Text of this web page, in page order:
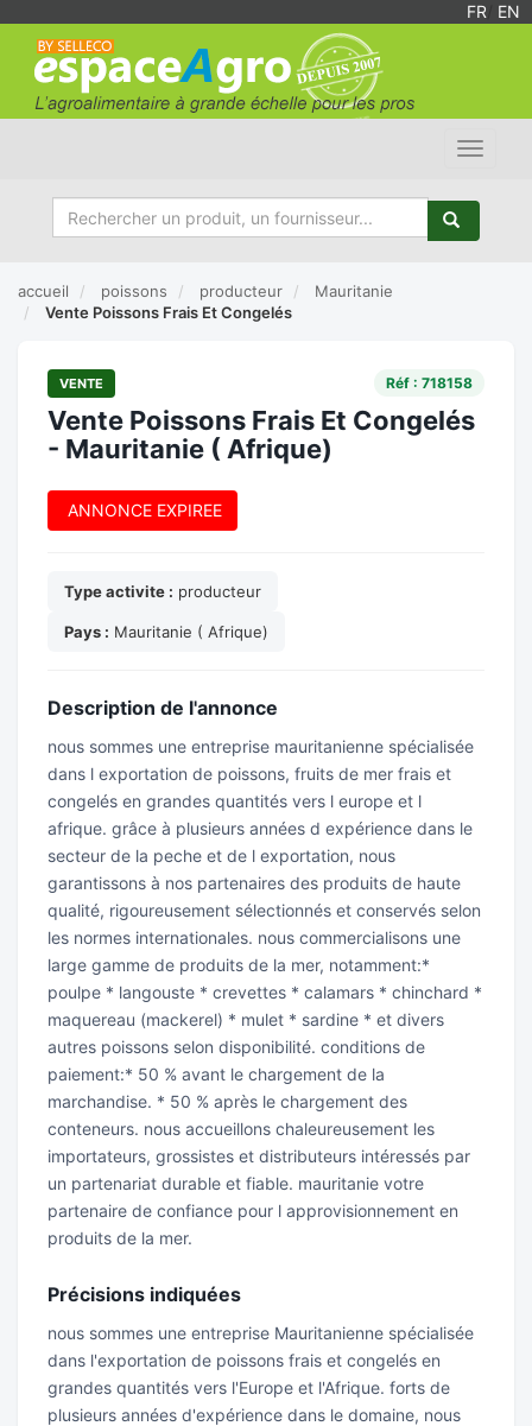
FR EN
Toggle
accueil poissons producteur
Mauritanie
Vente Poissons Frais Et Congelés
VENTE Réf : 718158
Vente Poissons Frais Et Congelés
- Mauritanie ( Afrique)
ANNONCE EXPIREE
Type activite : producteur
Pays : Mauritanie ( Afrique)
Description de l'annonce
nous sommes une entreprise mauritanienne spécialisée
dans l exportation de poissons, fruits de mer frais et
congelés en grandes quantités vers l europe et l
afrique. grâce à plusieurs années d expérience dans le
secteur de la peche et de l exportation, nous
garantissons à nos partenaires des produits de haute
qualité, rigoureusement sélectionnés et conservés selon
les normes internationales. nous commercialisons une
large gamme de produits de la mer, notamment:*
poulpe * langouste * crevettes * calamars * chinchard *
maquereau (mackerel) * mulet * sardine * et divers
autres poissons selon disponibilité. conditions de
paiement:* 50 % avant le chargement de la
marchandise. * 50 % après le chargement des
conteneurs. nous accueillons chaleureusement les
importateurs, grossistes et distributeurs intéressés par
un partenariat durable et fiable. mauritanie votre
partenaire de confiance pour l approvisionnement en
produits de la mer.
Précisions indiquées
nous sommes une entreprise Mauritanienne spécialisée
dans l'exportation de poissons frais et congelés en
grandes quantités vers l'Europe et l'Afrique. forts de
plusieurs années d'expérience dans le domaine, nous